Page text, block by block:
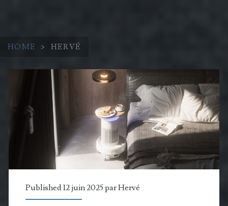
HOME > HERVÉ
Auteur/autrice :
<span>Hervé</span>
Published 12 juin 2025 parHervé